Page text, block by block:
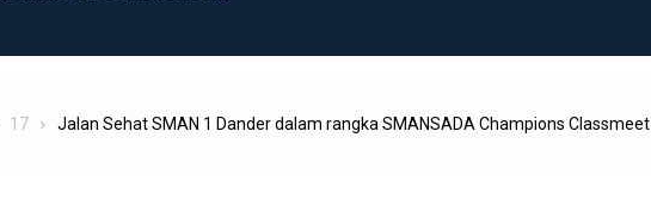
17 Jalan Sehat SMAN 1 Dander dalam rangka SMANSADA Champions Classmeet